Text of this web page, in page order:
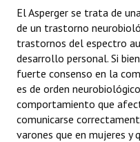
El Asperger se trata de
de un trastorno
trastornos del espectro
desarrollo personal. Si
fuerte consenso en la
es de orden
comportamiento que
comunicarse
varones que en mujeres y